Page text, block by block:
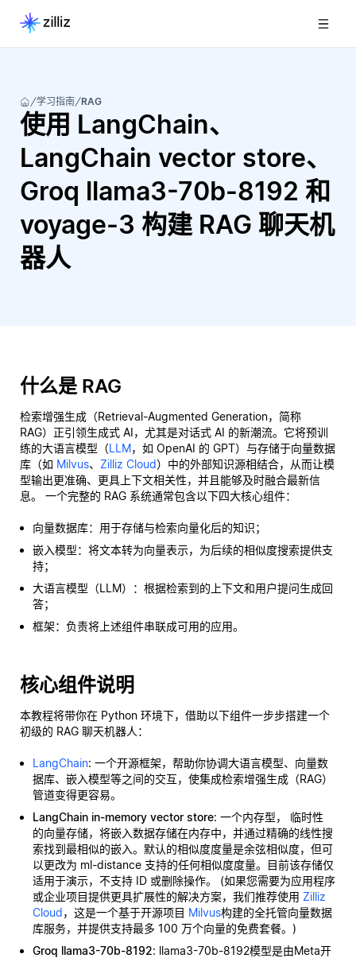
学习指南 RAG
使用 LangChain、
LangChain vector store、
Groq llama3-70b-8192 和
voyage-3 构建 RAG 聊天机
器人
什么是 RAG
检索增强生成（Retrieval-Augmented Generation，简称
RAG）正引领生成式 AI，尤其是对话式 AI 的新潮流。它将预训
练的大语言模型（LLM，如 OpenAI 的 GPT）与存储于向量数据
库（如 Milvus、 Zilliz Cloud）中的外部知识源相结合，从而让模
型输出更准确、更具上下文相关性，并且能够及时融合最新信
息。 一个完整的 RAG 系统通常包含以下四大核心组件：
向量数据库：用于存储与检索向量化后的知识；
嵌入模型：将文本转为向量表示，为后续的相似度搜索提供支
持；
大语言模型（LLM）：根据检索到的上下文和用户提问生成回
答；
框架：负责将上述组件串联成可用的应用。
核心组件说明
本教程将带你在 Python 环境下，借助以下组件一步步搭建一个
初级的 RAG 聊天机器人：
LangChain: 一个开源框架，帮助你协调大语言模型、向量数
据库、嵌入模型等之间的交互，使集成检索增强生成（RAG）
管道变得更容易。
LangChain in-memory vector store: 一个内存型， 临时性
的向量存储，将嵌入数据存储在内存中，并通过精确的线性搜
索找到最相似的嵌入。默认的相似度度量是余弦相似度，但可
以更改为 ml-distance 支持的任何相似度度量。目前该存储仅
适用于演示，不支持 ID 或删除操作。 (如果您需要为应用程序
或企业项目提供更具扩展性的解决方案，我们推荐使用 Zilliz
Cloud，这是一个基于开源项目 Milvus构建的全托管向量数据
库服务，并提供支持最多 100 万个向量的免费套餐。)
Groq llama3-70b-8192: llama3-70b-8192模型是由Meta开